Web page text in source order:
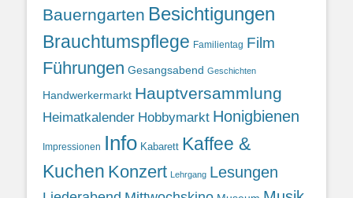
Bauerngarten Besichtigungen
Brauchtumspflege Familientag Film
Führungen Gesangsabend Geschichten
Handwerkermarkt Hauptversammlung
Heimatkalender Hobbymarkt Honigbienen
Impressionen Info Kabarett Kaffee &
Kuchen Konzert Lehrgang Lesungen